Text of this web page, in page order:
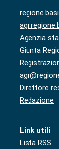
Agenzia
Giunta
Direttore
Redazione
Link utili
Lista RSS